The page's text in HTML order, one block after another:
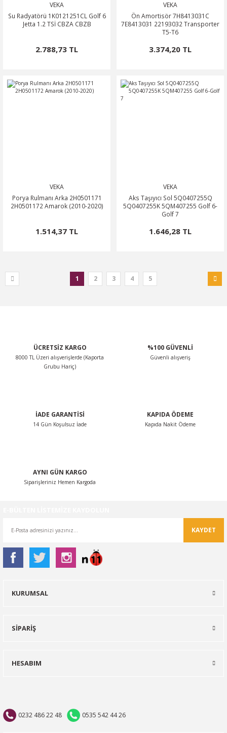
VEKA
Su Radyatörü 1K0121251CL Golf 6
Jetta 1.2 TSİ CBZA CBZB
2.788,73 TL
VEKA
Ön Amortisör 7H8413031C
7E8413031 22193032 Transporter
T5-T6
3.374,20 TL
VEKA
Porya Rulmanı Arka 2H0501171
2H0501172 Amarok (2010-2020)
1.514,37 TL
VEKA
Aks Taşıyıcı Sol 5Q0407255Q
5Q0407255K 5QM407255 Golf 6-
Golf 7
1.646,28 TL
1 2 3 4 5
ÜCRETSİZ KARGO
8000 TL Üzeri alışverişlerde (Kaporta
Grubu Hariç)
%100 GÜVENLİ
Güvenli alışveriş
İADE GARANTİSİ
14 Gün Koşulsuz İade
KAPIDA ÖDEME
Kapıda Nakit Ödeme
AYNI GÜN KARGO
Siparişleriniz Hemen Kargoda
KAYDET
0232 486 22 48 0535 542 44 26
KURUMSAL
SİPARİŞ
HESABIM